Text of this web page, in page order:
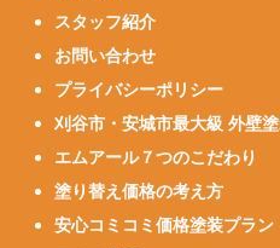
スタッフ紹介
お問い合わせ
プライバシーポリシー
刈谷市・安城市最大級 外壁
エムアール７つのこだわり
塗り替え価格の考え方
安心コミコミ価格塗装プラン